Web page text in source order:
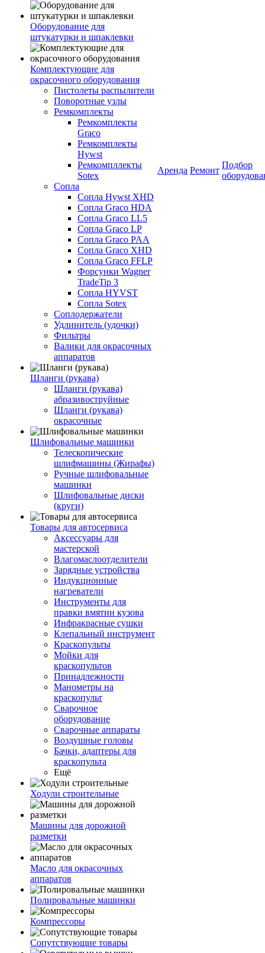
Оборудование для
штукатурки и шпаклевки
Комплектующие для
окрасочного оборудования
Пистолеты распылители
Поворотные узлы
Ремкомплекты
Ремкомплекты
Graco
Ремкомплекты
Hywst
Ремкомпллекты
Sotex
Сопла
Сопла Hywst XHD
Сопла Graco HDA
Сопла Graco LL5
Сопла Graco LP
Сопла Graco PAA
Сопла Graco XHD
Сопла Graco FFLP
Форсунки Wagner
TradeTip 3
Сопла HYVST
Сопла Sotex
Соплодержатели
Удлинитель (удочки)
Фильтры
Валики для окрасочных
аппаратов
Шланги (рукава)
Шланги (рукава)
абразивоструйные
Шланги (рукава)
окрасочные
Шлифовальные машинки
Телескопические
шлифмашины (Жирафы)
Ручные шлифовальные
машинки
Шлифовальные диски
(круги)
Товары для автосервиса
Аксессуары для
мастерской
Влагомаслоотделители
Зарядные устройства
Индукционные
нагреватели
Инструменты для
правки вмятин кузова
Инфракрасные сушки
Клепальный инструмент
Краскопульты
Мойки для
краскопультов
Принадлежности
Манометры на
краскопульт
Сварочное
оборудование
Сварочные аппараты
Воздушные головы
Бачки, адаптеры для
краскопульта
Ещё
Ходули строительные
Машины для дорожной
разметки
Масло для окрасочных
аппаратов
Полировальные машинки
Компрессоры
Сопутствующие товары
Аренда Ремонт
Подбор